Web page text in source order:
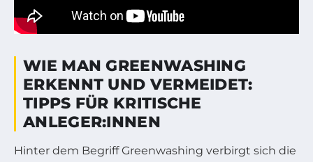
WIE MAN GREENWASHING
ERKENNT UND VERMEIDET:
TIPPS FÜR KRITISCHE
ANLEGER:INNEN
Hinter dem Begriff Greenwashing verbirgt sich die